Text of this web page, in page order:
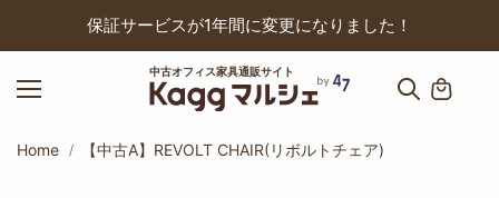
保証サービスが1年間に変更になりました！
中古オフィス家具通販サイト
Home 【中古A】REVOLT CHAIR(リボルトチェア)